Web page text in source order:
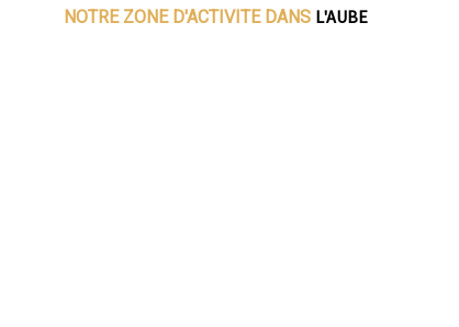
NOTRE ZONE D'ACTIVITE DANS L'AUBE